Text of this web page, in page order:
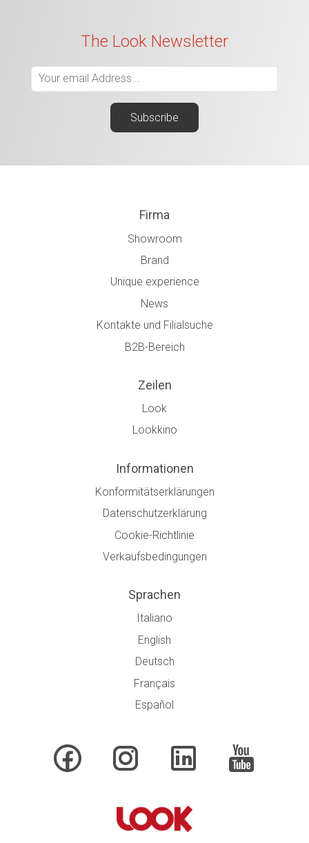
The Look Newsletter
Firma
Showroom
Brand
Unique experience
News
Kontakte und Filialsuche
B2B-Bereich
Zeilen
Look
Lookkino
Informationen
Konformitätserklärungen
Datenschutzerklärung
Cookie-Richtlinie
Verkaufsbedingungen
Sprachen
Italiano
English
Deutsch
Français
Español